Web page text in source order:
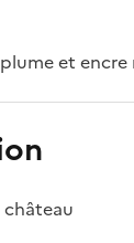
et encre